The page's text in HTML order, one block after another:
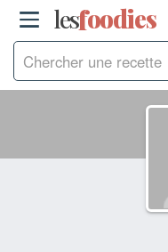
lesfoodies